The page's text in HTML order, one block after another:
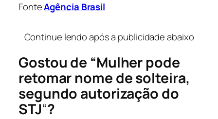
FonteAgência Brasil
Continue lendo após a publicidade abaixo
Gostou de “Mulher pode
retomar nome de solteira,
segundo autorização do
STJ“?